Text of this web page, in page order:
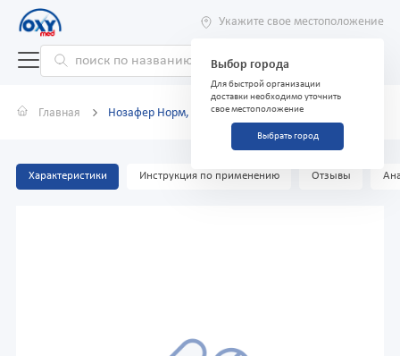
Укажите свое местоположение
Выбор города
Для быстрой организации
доставки необходимо уточнить
свое местоположение
Выбрать город
Главная Нозафер Норм, 40 мл, спрей назальный
Характеристики Инструкция по применению Отзывы